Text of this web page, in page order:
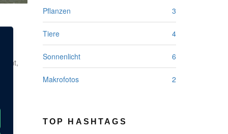
Pflanzen 3
Tiere 4
Sonnenlicht 6
Makrofotos 2
TOP HASHTAGS